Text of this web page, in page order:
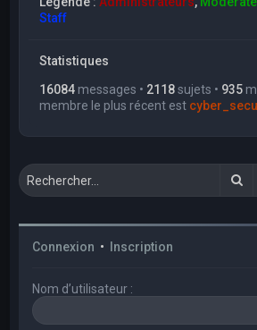
Staff
Statistiques
16084 messages • 2118sujets • 935
membre le plus récent est
Connexion • Inscription
Nom d’utilisateur :